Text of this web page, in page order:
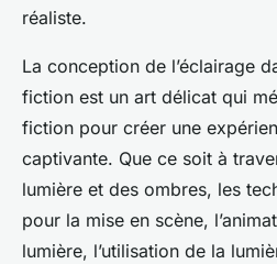
réaliste.
La conception de l’éclairage
fiction est un art délicat qui
fiction pour créer une
captivante. Que ce soit à
lumière et des ombres, les
pour la mise en scène,
lumière, l’utilisation de la